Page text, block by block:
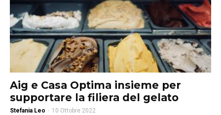
Aig e Casa Optima insieme per
supportare la filiera del gelato
Stefania Leo - 10 Ottobre 2022